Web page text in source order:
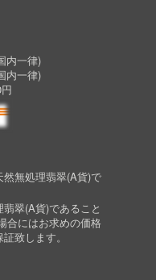
一律)
内一律)
無処理翡翠(A貨)で
翠(A貨)であること
合にはお求めの価格
致します。